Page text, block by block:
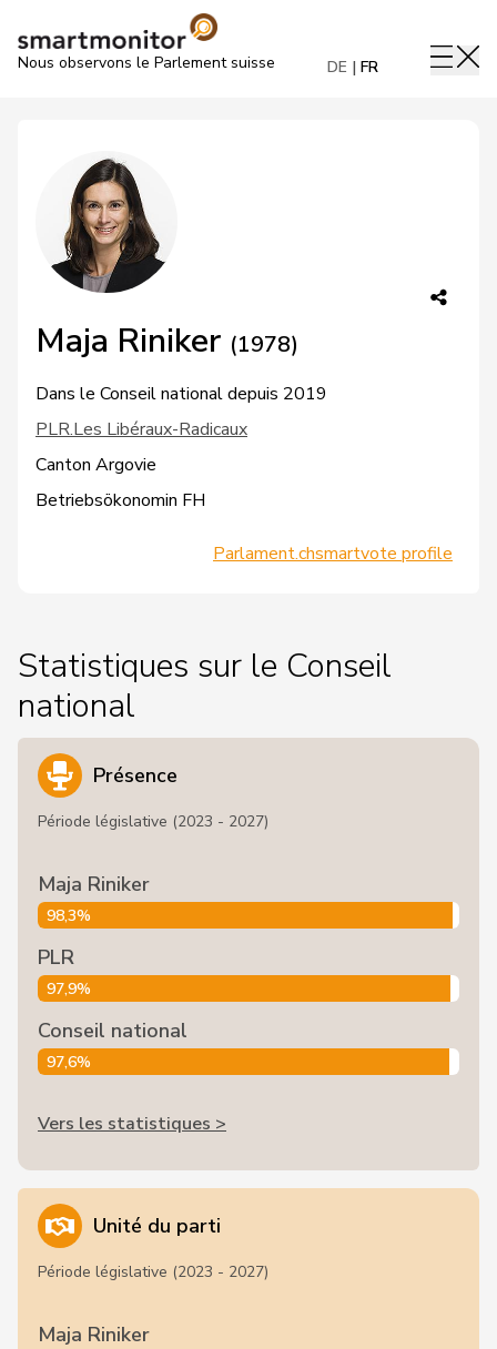
Nous observons le Parlement suisse DE FR
Maja Riniker (1978)
Dans le Conseil national depuis 2019
PLR.Les Libéraux-Radicaux
Canton Argovie
Betriebsökonomin FH
Parlament.chsmartvote profile
Statistiques sur le Conseil
national
Présence
Période législative (2023 - 2027)
Maja Riniker
98,3%
PLR
97,9%
Conseil national
97,6%
Vers les statistiques >
Unité du parti
Période législative (2023 - 2027)
Maja Riniker